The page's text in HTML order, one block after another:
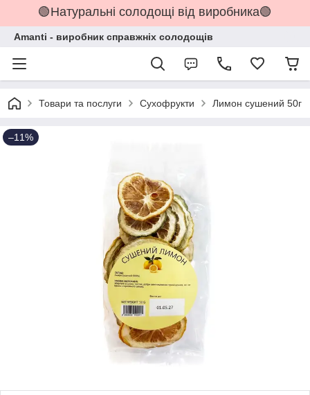
🟢Натуральні солодощі від виробника🟢
Amanti - виробник справжніх солодощів
Товари та послуги Сухофрукти Лимон сушений 50г
–11%